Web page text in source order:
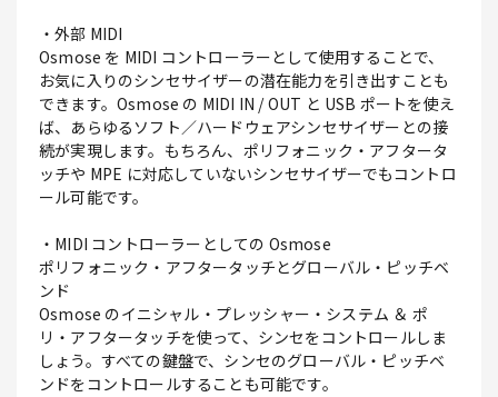
・外部 MIDI
Osmose を MIDI コントローラーとして使用することで、
お気に入りのシンセサイザーの潜在能力を引き出すことも
できます。Osmose の MIDI IN / OUT と USB ポートを使え
ば、あらゆるソフト／ハードウェアシンセサイザーとの接
続が実現します。もちろん、ポリフォニック・アフタータ
ッチや MPE に対応していないシンセサイザーでもコントロ
ール可能です。
・MIDI コントローラーとしての Osmose
ポリフォニック・アフタータッチとグローバル・ピッチベ
ンド
Osmose のイニシャル・プレッシャー・システム ＆ ポ
リ・アフタータッチを使って、シンセをコントロールしま
しょう。すべての鍵盤で、シンセのグローバル・ピッチベ
ンドをコントロールすることも可能です。